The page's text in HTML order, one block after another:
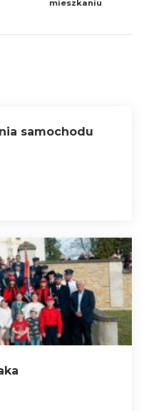
mieszkaniu
samochodu